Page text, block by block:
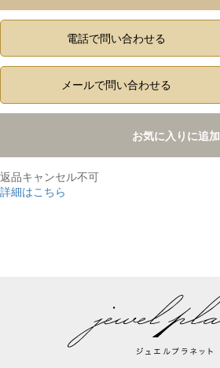
電話で問い合わせる
メールで問い合わせる
お気に入りに追加
返品キャンセル不可
詳細はこちら